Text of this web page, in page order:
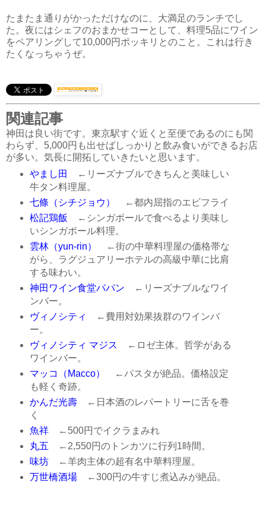
たまたま通りがかっただけなのに、大満足のランチでし
た。夜にはシェフのおまかせコーとして、料理5品にワイン
をペアリングして10,000円ポッキリとのこと。これは行き
たくなっちゃうぜ。
関連記事
神田は良い街です。東京駅すぐ近くと至便であるのにも関
わらず、5,000円も出せばしっかりと飲み食いができるお店
が多い。気長に開拓していきたいと思います。
やまし田
←リーズナブルできちんと美味しい
牛タン料理屋。
七條（シチジョウ）
←都内屈指のエビフライ
松記鶏飯 ←シンガポールで食べるより美味し
いシンガポール料理。
雲林（yun-rin）
←街の中華料理屋の価格帯な
がら、ラグジュアリーホテルの高級中華に比肩
する味わい。
神田ワイン食堂パパン ←リーズナブルなワイ
ンバー。
ヴィノシティ
←費用対効果抜群のワインバ
ー。
ヴィノシティ マジス ←ロゼ主体。哲学がある
ワインバー。
マッコ（Macco）
←パスタが絶品。価格設定
も軽く奇跡。
かんだ光壽←日本酒のレパートリーに舌を巻
く
魚祥←500円でイクラまみれ
丸五 ←2,550円のトンカツに行列1時間。
味坊←羊肉主体の超有名中華料理屋。
万世橋酒場←300円の牛すじ煮込みが絶品。